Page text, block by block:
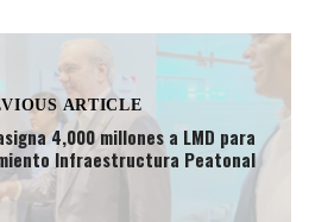
ARTICLE
4,000 millones a LMD para
Infraestructura Peatonal